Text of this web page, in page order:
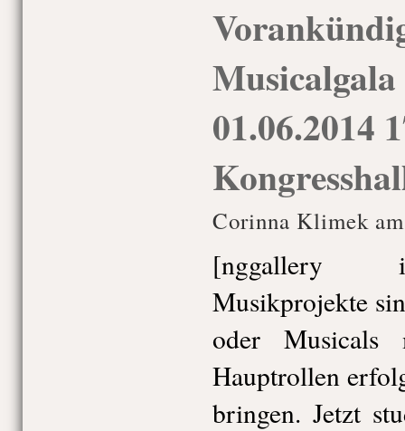
01.06.2014
Corinna Klimek
[nggallery
Musikprojekte
oder
Hauptrollen
bringen. Jetzt